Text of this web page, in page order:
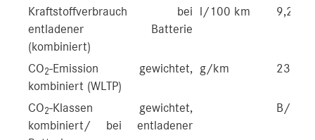
Kraftstoffverbrauch bei
entladener Batterie
(kombiniert)
l/100 km 9,2-8,6
CO2-Emission gewichtet,
kombiniert (WLTP)
g/km 23-19
CO2-Klassen gewichtet,
kombiniert/ bei entladener
B/G